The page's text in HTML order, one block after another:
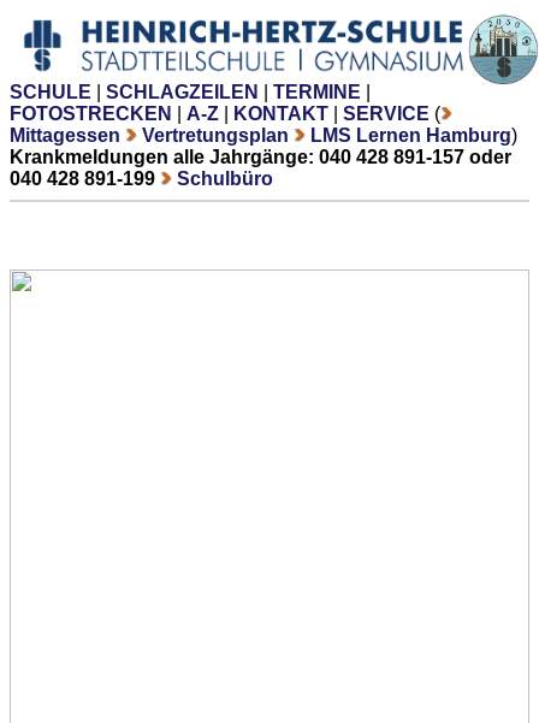
SCHULE SCHLAGZEILEN TERMINE
FOTOSTRECKEN
A-Z KONTAKT SERVICE (
Mittagessen
Vertretungsplan LMS Lernen Hamburg)
Krankmeldungen alle Jahrgänge: 040 428 891-157 oder
040 428 891-199
Schulbüro